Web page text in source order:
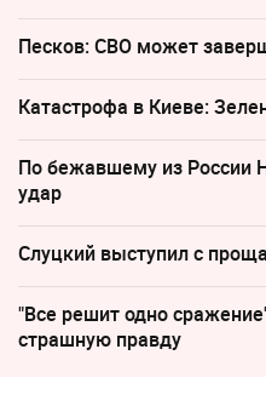
Песков: СВО может
Катастрофа в Киеве:
По бежавшему из России
удар
Слуцкий выступил с
"Все решит одно
страшную правду